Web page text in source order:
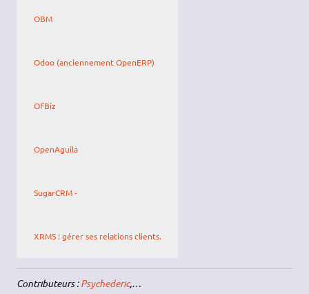
OBM
Odoo (anciennement OpenERP)
OFBiz
OpenAguila
SugarCRM -
XRMS : gérer ses relations clients.
Contributeurs :Psychederic,…